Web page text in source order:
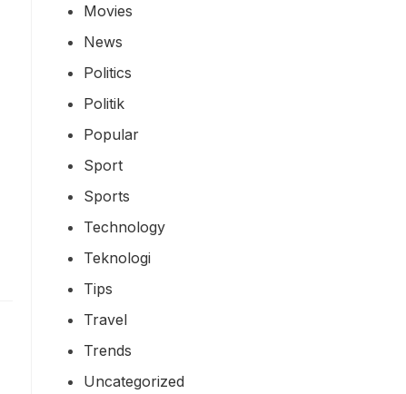
Movies
News
Politics
Politik
Popular
Sport
Sports
Technology
Teknologi
Tips
Travel
Trends
Uncategorized